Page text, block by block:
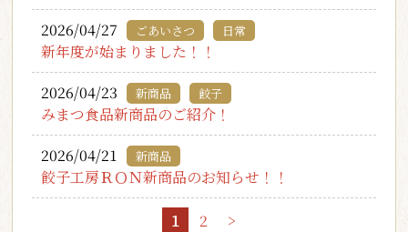
2026/04/27
ごあいさつ 日常
新年度が始まりました！！
2026/04/23
新商品 餃子
みまつ食品新商品のご紹介！
2026/04/21
新商品
餃子工房ＲＯＮ新商品のお知らせ！！
1 2 >